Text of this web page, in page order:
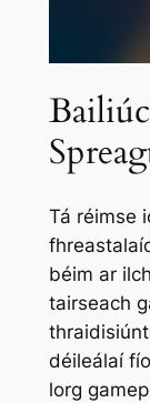
Tá réimse
béim ar
tairseach
déileálaí
lorg